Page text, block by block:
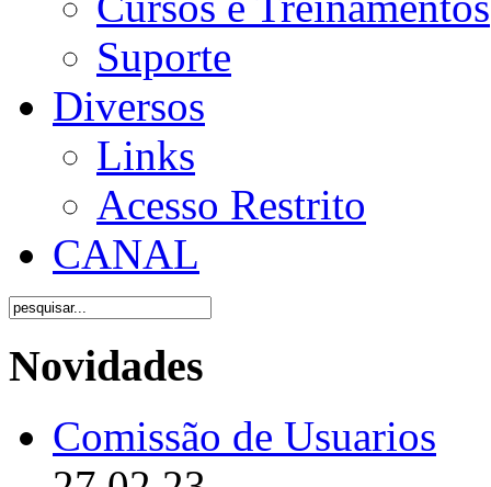
Suporte
Diversos
Links
Acesso Restrito
CANAL
Novidades
Comissão de Usuarios